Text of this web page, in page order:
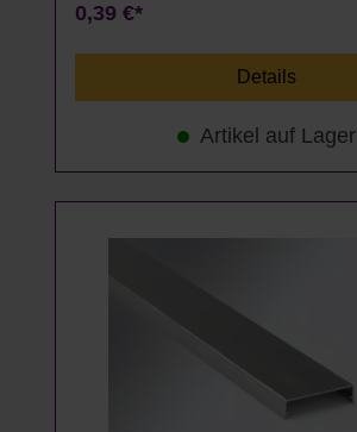
0,39 €*
Details
Artikel auf Lager